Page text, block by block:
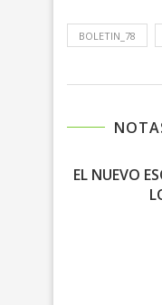
BOLETIN_78
EL NUEVO